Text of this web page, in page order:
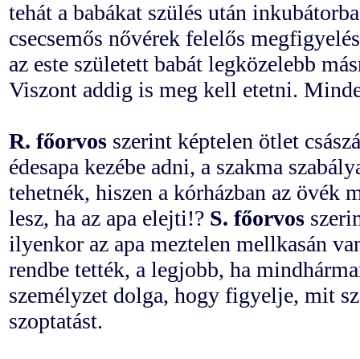
tehát a babákat szülés után
csecsemős nővérek felelős
az este született babát legközelebb
Viszont addig is meg kell etetni.
R. főorvos szerint képtelen ötlet
édesapa kezébe adni, a szakma
tehetnék, hiszen a kórházban az övék
lesz, ha az apa elejti!? S. főorvos
ilyenkor az apa meztelen mellkasán
rendbe tették, a legjobb, ha
személyzet dolga, hogy figyelje, mit
szoptatást.